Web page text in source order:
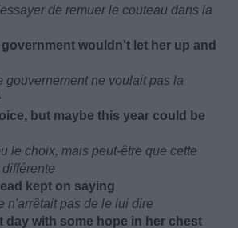
de remuer le couteau dans la
wouldn't let her up and
gouvernement ne voulait pas la
but maybe this year could be
le choix, mais peut-être que cette
kept on saying
n'arrêtait pas de le lui dire
day with some hope in her chest